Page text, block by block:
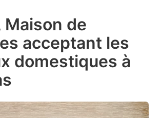
de
acceptant les
domestiques à